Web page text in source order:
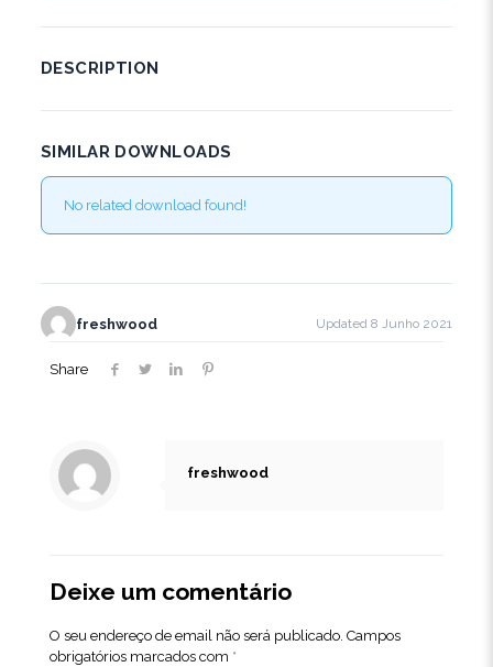
DESCRIPTION
SIMILAR DOWNLOADS
No related download found!
freshwood Updated 8 Junho 2021
Share
freshwood
Deixe um comentário
O seu endereço de email não será publicado. Campos
obrigatórios marcados com *